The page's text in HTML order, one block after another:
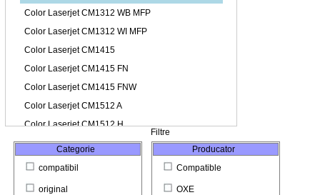
Filtre
Categorie
compatibil
original
Producator
Compatible
OXE